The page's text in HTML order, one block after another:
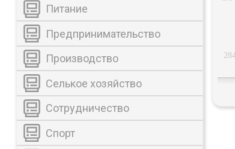
Питание
Предпринимательство
Производство
Селькое хозяйство
Сотрудничество
Спорт